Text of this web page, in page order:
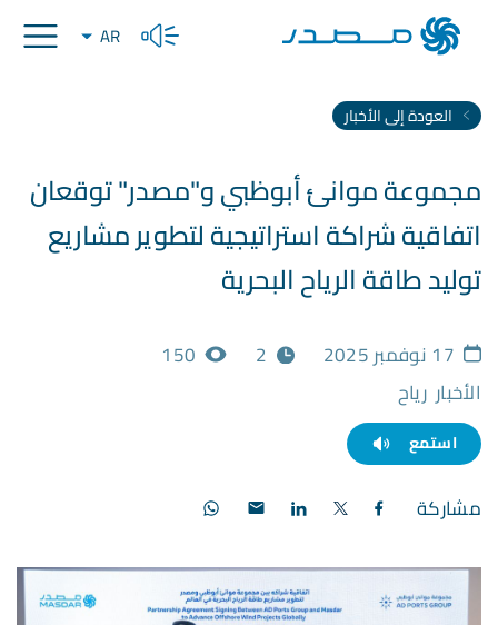
AR
العودة إلى الأخبار
مجموعة موانئ أبوظبي و"مصدر" توقعان
اتفاقية شراكة استراتيجية لتطوير مشاريع
توليد طاقة الرياح البحرية
17 نوفمبر 2025 2
150
الأخبار رياح
استمع
مشاركة